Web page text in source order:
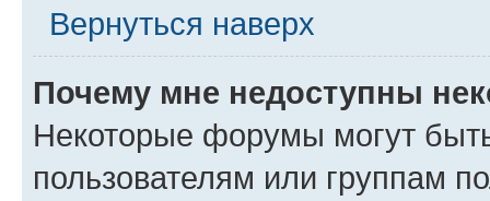
Вернуться наверх
Почему мне недоступны
Некоторые форумы могут
пользователям или группам